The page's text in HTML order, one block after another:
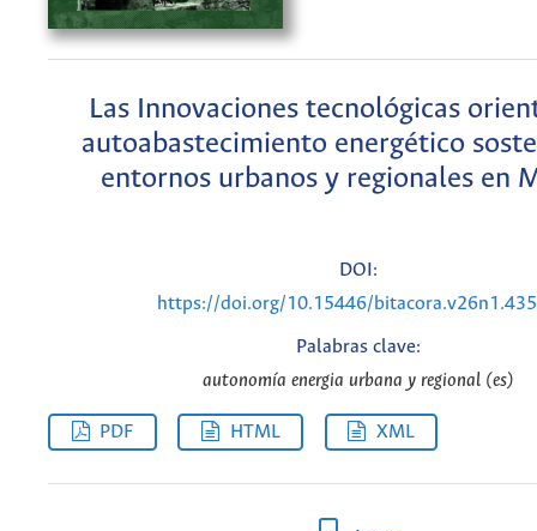
Las Innovaciones tecnológicas
autoabastecimiento energético
entornos urbanos y regionales en
DOI:
https://doi.org/10.15446/
Palabras clave:
autonomía energia urbana y regional (es)
PDF HTML XML